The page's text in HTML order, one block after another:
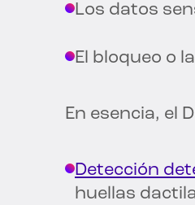
Los datos
El bloqueo o
En esencia, el
Detección
huellas